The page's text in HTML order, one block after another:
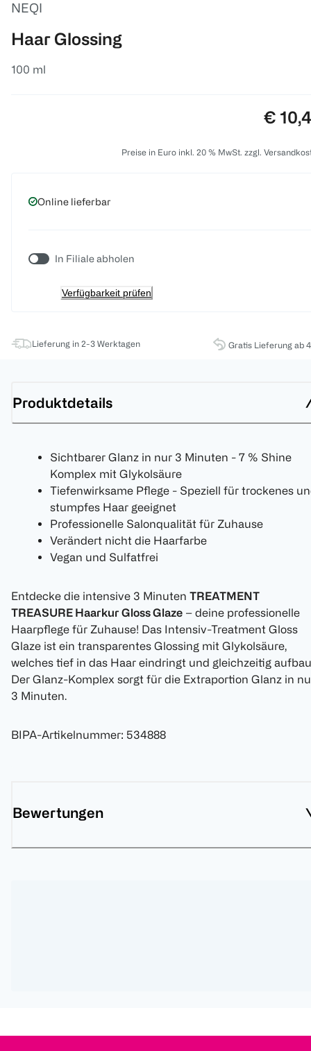
NEQI
Haar Glossing
100 ml
Preis:
€
Preise in Euro inkl. 20 % MwSt. zzgl.
Online lieferbar
In Filiale abholen
Verfügbarkeit prüfen
Lieferung in 2-3 Werktagen Gratis Lieferung ab
Produktdetails
Sichtbarer Glanz in nur 3 Minuten - 7 % Shine
Komplex mit Glykolsäure
Tiefenwirksame Pflege - Speziell für trockenes
stumpfes Haar geeignet
Professionelle Salonqualität für Zuhause
Verändert nicht die Haarfarbe
Vegan und Sulfatfrei
Entdecke die intensive 3 Minuten TREATMENT
TREASURE Haarkur Gloss Glaze – deine professionelle
Haarpflege für Zuhause! Das Intensiv-Treatment Gloss
Glaze ist ein transparentes Glossing mit Glykolsäure,
welches tief in das Haar eindringt und gleichzeitig
Der Glanz-Komplex sorgt für die Extraportion Glanz in
3 Minuten.
BIPA-Artikelnummer: 534888
Bewertungen